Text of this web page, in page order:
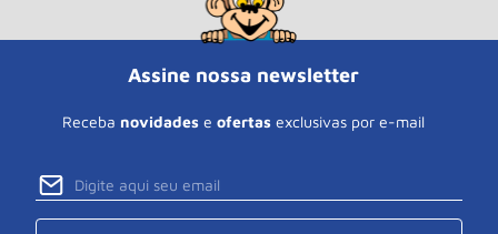
Assine nossa newsletter
Receba novidades e ofertas exclusivas por e-mail